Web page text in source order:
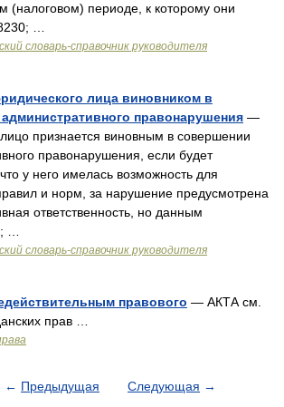
(налоговом) периоде, к которому они
…
словарь-справочник руководителя
лица виновником в
правонарушения —
признается виновным в совершении
правонарушения, если будет
у него имелась возможность для
и норм, за нарушение предусмотрена
ответственность, но данным
…
словарь-справочник руководителя
правового — АКТА см.
прав …
← Предыдущая Следующая →